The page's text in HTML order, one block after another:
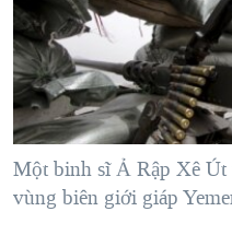
"Tìm"NGƯỜI VIỆT HẢI NGOẠI
ĐỜI SỐNG
KINH TẾ
KHOA HỌC
SỨC KHOẺ
TẠI
HÀNH TRÌNH BẦU CỬ
MỘT NĂM CHIẾN TRANH
GIẢI MÃ VÀNH ĐAI &
NGÀY TỊ NẠN THẾ GIỚI
TRỊNH VĨNH BÌNH -
VIDEO
NGHE
MẠNG XÃ HỘI
Một binh sĩ Ả Rập Xê
vùng biên giới giáp